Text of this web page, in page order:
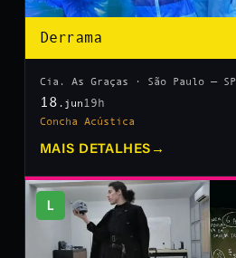
Derrama
Cia. As Graças · São Paulo — SP
18 .jun 19h
Concha Acústica
MAIS DETALHES →
L